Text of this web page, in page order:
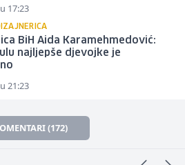
17:23
BiH Aida Karamehmedović:
najljepše djevojke je
21:23
(172)